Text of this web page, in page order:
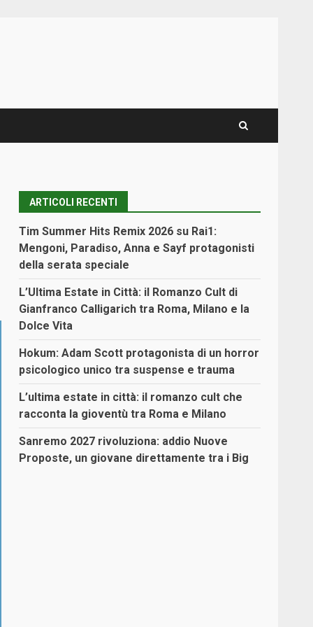
ARTICOLI RECENTI
Tim Summer Hits Remix 2026 su Rai1:
Mengoni, Paradiso, Anna e Sayf protagonisti
della serata speciale
L’Ultima Estate in Città: il Romanzo Cult di
Gianfranco Calligarich tra Roma, Milano e la
Dolce Vita
Hokum: Adam Scott protagonista di un horror
psicologico unico tra suspense e trauma
L’ultima estate in città: il romanzo cult che
racconta la gioventù tra Roma e Milano
Sanremo 2027 rivoluziona: addio Nuove
Proposte, un giovane direttamente tra i Big